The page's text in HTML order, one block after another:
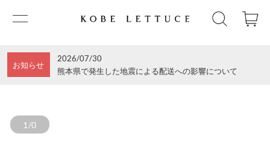
お知らせ
2026/07/30
熊本県で発生した地震による配送への影響について
1/0